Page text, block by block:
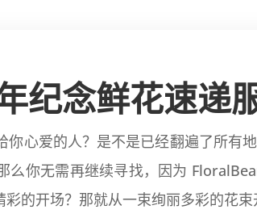
年纪念鲜花速递
心爱的人？是不是已经翻遍了所有
么你无需再继续寻找，因为
的开场？那就从一束绚丽多彩的花束